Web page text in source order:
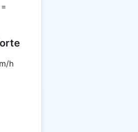
h